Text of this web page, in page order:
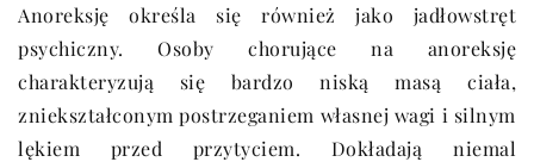
Anoreksję określa się również jako jadłowstręt
psychiczny. Osoby chorujące na anoreksję
charakteryzują się bardzo niską masą ciała,
zniekształconym postrzeganiem własnej wagi i silnym
lękiem przed przytyciem. Dokładają niemal